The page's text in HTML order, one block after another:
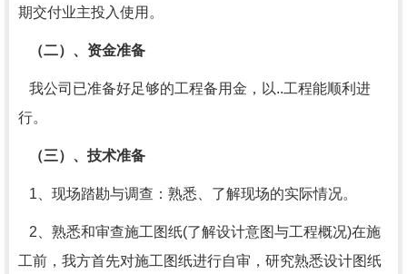
期交付业主投入使用。
（二）、资金准备
我公司已准备好足够的工程备用金，以..工程能顺利进
行。
（三）、技术准备
1、现场踏勘与调查：熟悉、了解现场的实际情况。
2、熟悉和审查施工图纸(了解设计意图与工程概况)在施
工前，我方首先对施工图纸进行自审，研究熟悉设计图纸